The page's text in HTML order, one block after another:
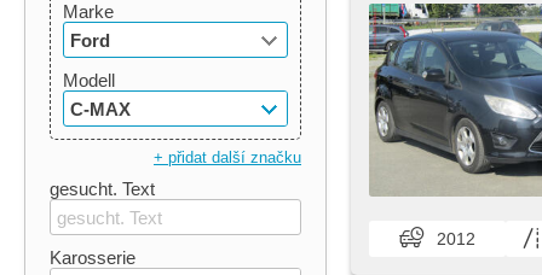
Marke
Ford
Modell
C-MAX
+ přidat další značku
gesucht. Text
Karosserie
2012